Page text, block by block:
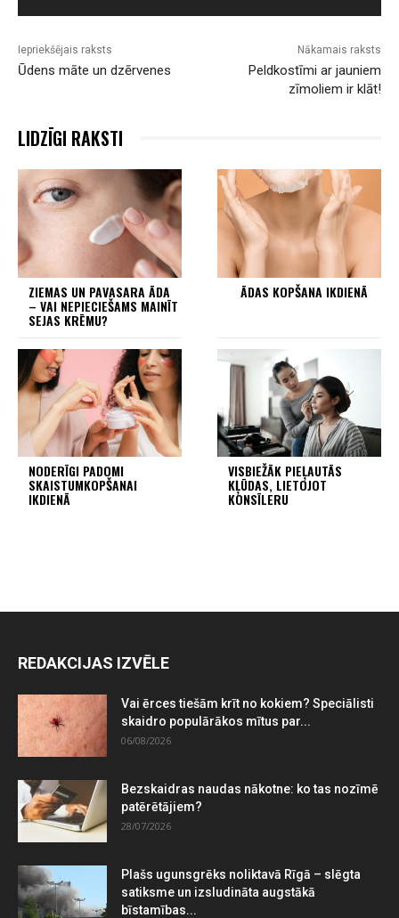
Iepriekšējais raksts
Ūdens māte un dzērvenes
Nākamais raksts
Peldkostīmi ar jauniem
zīmoliem ir klāt!
LIDZĪGI RAKSTI
ZIEMAS UN PAVASARA ĀDA
– VAI NEPIECIEŠAMS MAINĪT
SEJAS KRĒMU?
ĀDAS KOPŠANA IKDIENĀ
NODERĪGI PADOMI
SKAISTUMKOPŠANAI
IKDIENĀ
VISBIEŽĀK PIEĻAUTĀS
KĻŪDAS, LIETOJOT
KONSĪLERU
REDAKCIJAS IZVĒLE
Vai ērces tiešām krīt no kokiem? Speciālisti
skaidro populārākos mītus par...
06/08/2026
Bezskaidras naudas nākotne: ko tas nozīmē
patērētājiem?
28/07/2026
Plašs ugunsgrēks noliktavā Rīgā – slēgta
satiksme un izsludināta augstākā
bīstamības...